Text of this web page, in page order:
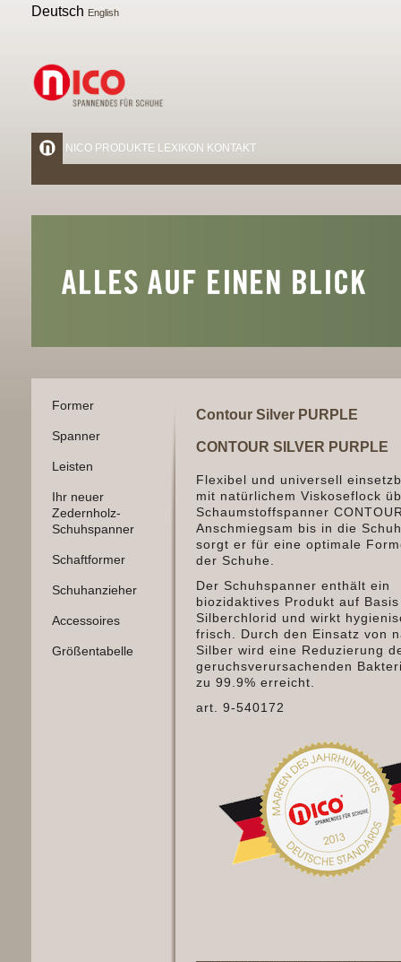
Deutsch English
NICO PRODUKTE LEXIKON KONTAKT
Former
Spanner
Leisten
Ihr neuer
Zedernholz-
Schuhspanner
Schaftformer
Schuhanzieher
Accessoires
Größentabelle
Contour Silver PURPLE
CONTOUR SILVER PURPLE
Flexibel und universell
mit natürlichem Viskoseflock
Schaumstoffspanner
Anschmiegsam bis in die
sorgt er für eine optimale
der Schuhe.
Der Schuhspanner enthält ein
biozidaktives Produkt auf
Silberchlorid und wirkt
frisch. Durch den Einsatz von
Silber wird eine Reduzierung
geruchsverursachenden
zu 99.9% erreicht.
art. 9-540172